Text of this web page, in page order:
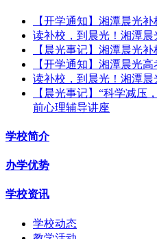
【开学通知】湘潭晨光
读补校，到晨光！湘潭
【晨光事记】湘潭晨光
【开学通知】湘潭晨光
读补校，到晨光！湘潭
【晨光事记】“科学减
前心理辅导讲座
学校简介
办学优势
学校资讯
学校动态